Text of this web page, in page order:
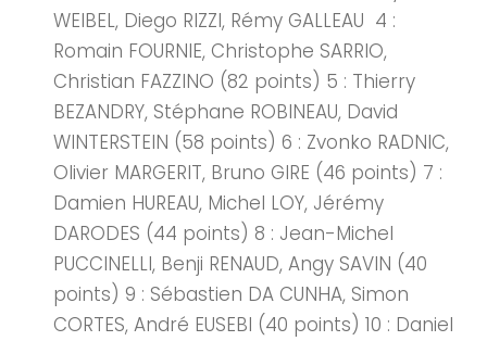
WEIBEL, Diego RIZZI, Rémy GALLEAU 4 :
Romain FOURNIE, Christophe SARRIO,
Christian FAZZINO (82 points) 5 : Thierry
BEZANDRY, Stéphane ROBINEAU, David
WINTERSTEIN (58 points) 6 : Zvonko RADNIC,
Olivier MARGERIT, Bruno GIRE (46 points) 7 :
Damien HUREAU, Michel LOY, Jérémy
DARODES (44 points) 8 : Jean-Michel
PUCCINELLI, Benji RENAUD, Angy SAVIN (40
points) 9 : Sébastien DA CUNHA, Simon
CORTES, André EUSEBI (40 points) 10 : Daniel